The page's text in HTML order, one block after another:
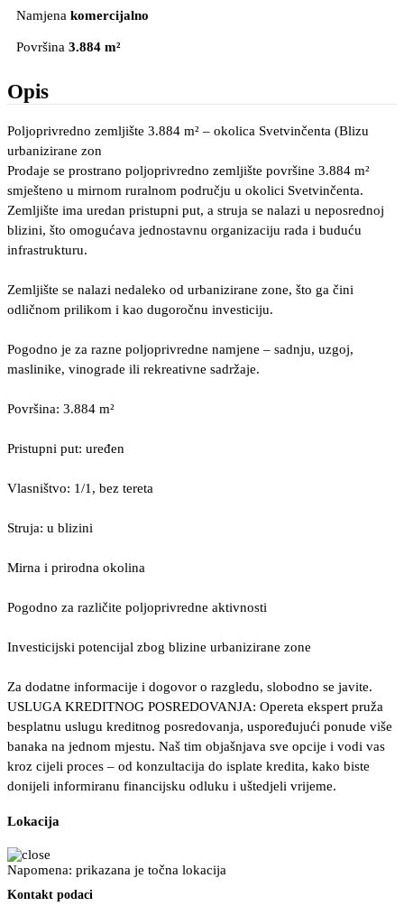
Namjena komercijalno
Površina 3.884 m²
Opis
Poljoprivredno zemljište 3.884 m² – okolica Svetvinčenta (Blizu
urbanizirane zon
Prodaje se prostrano poljoprivredno zemljište površine 3.884 m²
smješteno u mirnom ruralnom području u okolici Svetvinčenta.
Zemljište ima uredan pristupni put, a struja se nalazi u neposrednoj
blizini, što omogućava jednostavnu organizaciju rada i buduću
infrastrukturu.
Zemljište se nalazi nedaleko od urbanizirane zone, što ga čini
odličnom prilikom i kao dugoročnu investiciju.
Pogodno je za razne poljoprivredne namjene – sadnju, uzgoj,
maslinike, vinograde ili rekreativne sadržaje.
Površina: 3.884 m²
Pristupni put: uređen
Vlasništvo: 1/1, bez tereta
Struja: u blizini
Mirna i prirodna okolina
Pogodno za različite poljoprivredne aktivnosti
Investicijski potencijal zbog blizine urbanizirane zone
Za dodatne informacije i dogovor o razgledu, slobodno se javite.
USLUGA KREDITNOG POSREDOVANJA: Opereta ekspert pruža
besplatnu uslugu kreditnog posredovanja, uspoređujući ponude više
banaka na jednom mjestu. Naš tim objašnjava sve opcije i vodi vas
kroz cijeli proces – od konzultacija do isplate kredita, kako biste
donijeli informiranu financijsku odluku i uštedjeli vrijeme.
Lokacija
Napomena: prikazana je točna lokacija
Kontakt podaci